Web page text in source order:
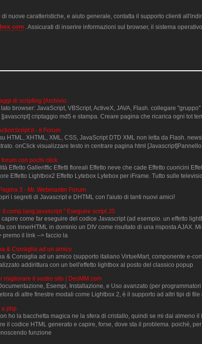
di nuove caratteristiche, e aiuto generale, contatta il supporto clienti
. Assicurati di inserire informazioni sul browser, il sistema
di scripting [Archivio
browser: JavaScript, VBScript, ActiveX, JAVA, Flash. collegare
criptaggio md5 e stampa. Creare pagina che ricarica ogni tot
- il Forum
HTML, XHTML, XML, CSS, JavaScript DTD XML non letta da Flash.
onClick visualizzare testo in centrare pagina html
con pochi click
Effetto Galleriffic Effetti floreali Effetto neve che cade Effetto cuoricini
Effetto Lightbox2 Effetto Lytebox Lytebox per iFrame. Tutto sulle
3 - Mr. Webmaster Forum
i segreti di Javascript e DHTML con l'aiuto di tanti nuovi amici!
it.comp.lang.javascript " Eseguire script JS
come far eseguire del codice Javascript (ad esempio. un effetto
con InnerHTML in dominio un DIV come risultato di una risposta AJAX.
premo il link --> faccio la
& Consiglia ad un amico
& Consiglia ad un amico (supporto italiano VirtueMart, componente e-
addirittura con un bell'effetto lightbox al posto del classico popup
migliorare il vostro sito | DesMM.com
Esempi, Installazione, e Uso avanzato (per
di altre finestre modali come Lightbox 2, è il supporto ad altri tipi di file
a php
ho la bacchetta magica ne la sfera di cristallo, quindi se mi dai almeno
il codice HTML generato e capire, forse, dove sta il problema. poiché,
funzione